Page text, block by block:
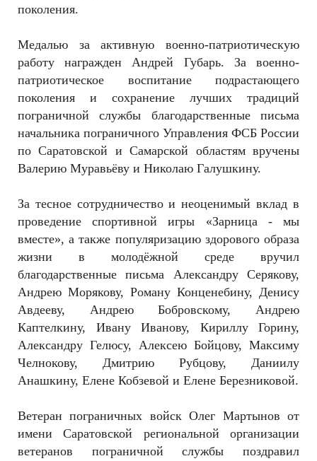
поколения.
Медалью за активную военно-патриотическую
работу награжден Андрей Губарь. За военно-
патриотическое воспитание подрастающего
поколения и сохранение лучших традиций
пограничной службы благодарственные письма
начальника пограничного Управления ФСБ России
по Саратовской и Самарской областям вручены
Валерию Муравьёву и Николаю Галушкину.
За тесное сотрудничество и неоценимый вклад в
проведение спортивной игры «Зарница - мы
вместе», а также популяризацию здорового образа
жизни в молодёжной среде вручил
благодарственные письма Александру Серякову,
Андрею Морякову, Роману Конценебину, Денису
Авдееву, Андрею Бобровскому, Андрею
Каптелкину, Ивану Иванову, Кириллу Горину,
Александру Гелюсу, Алексею Бойцову, Максиму
Челнокову, Дмитрию Рубцову, Даниилу
Анашкину, Елене Кобзевой и Елене Березниковой.
Ветеран пограничных войск Олег Мартынов от
имени Саратовской региональной организации
ветеранов пограничной службы поздравил